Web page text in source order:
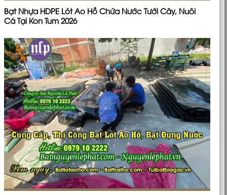
Bạt Nhựa HDPE Lót Ao Hồ Chứa Nước Tưới Cây, Nuôi
Cá Tại Kon Tum 2026